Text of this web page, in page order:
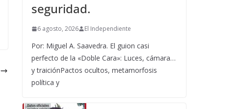
seguridad.
6 agosto, 2026 El Independiente
Por: Miguel A. Saavedra. El guion casi
perfecto de la «Doble Cara»: Luces, cámara…
y traiciónPactos ocultos, metamorfosis
política y